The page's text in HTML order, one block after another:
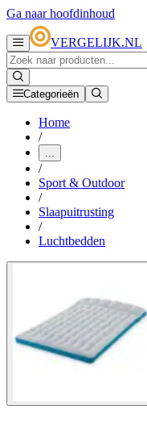
Ga naar hoofdinhoud
VERGELIJK.NL
Categorieën
Home
/
...
/
Sport & Outdoor
/
Slaapuitrusting
/
Luchtbedden